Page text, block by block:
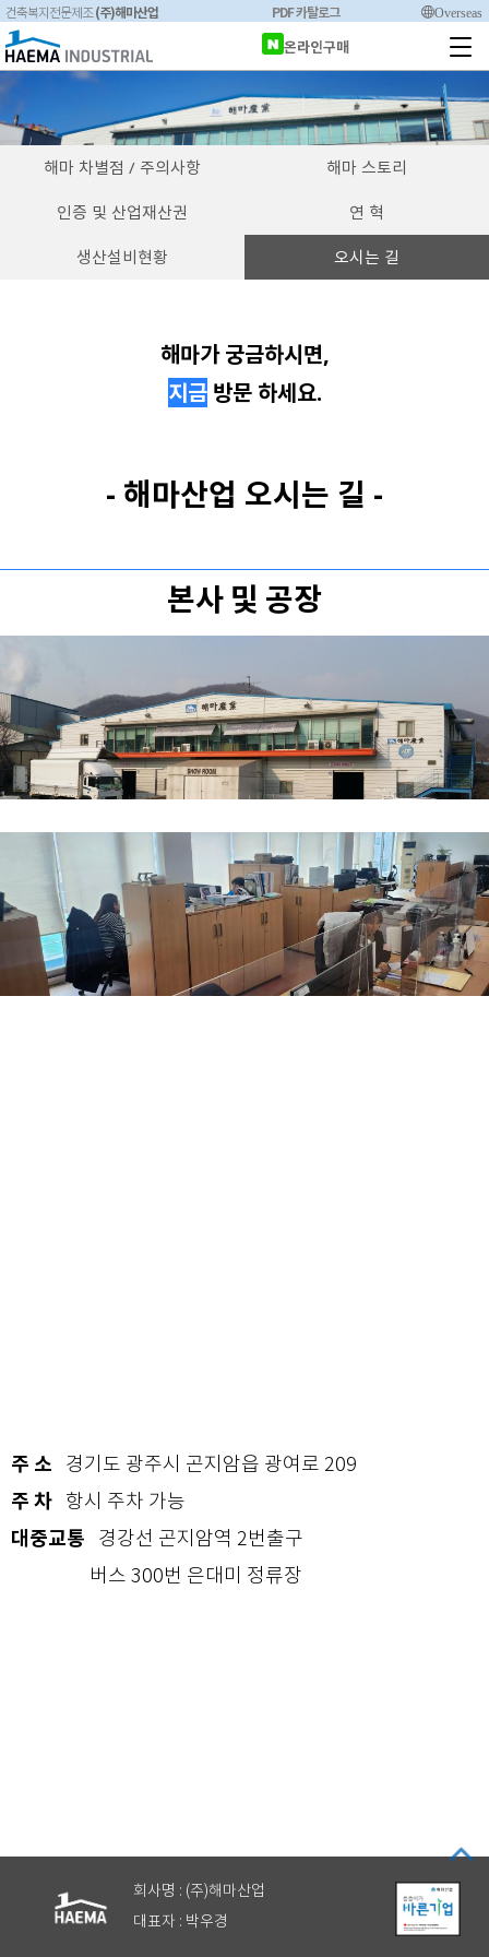
건축복지전문제조(주)해마산업 PDF 카탈로그 Overseas
온라인구매
해마 차별점 / 주의사항 해마 스토리
인증 및 산업재산권 연 혁
생산설비현황 오시는 길
해마가 궁금하시면,
지금방문 하세요.
- 해마산업 오시는 길 -
본사 및 공장
주 소 경기도 광주시 곤지암읍 광여로 209
주 차 항시 주차 가능
대중교통 경강선 곤지암역 2번출구
버스 300번 은대미 정류장
회사명 : (주)해마산업
대표자 : 박우경